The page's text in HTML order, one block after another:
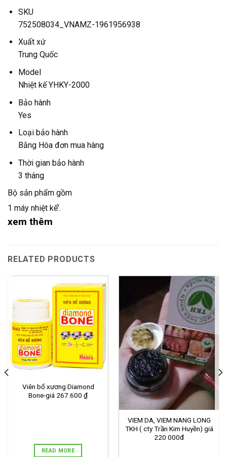
SKU
752508034_VNAMZ-1961956938
Xuất xứ
Trung Quốc
Model
Nhiệt kế YHKY-2000
Bảo hành
Yes
Loại bảo hành
Bằng Hóa đơn mua hàng
Thời gian bảo hành
3 tháng
Bộ sản phẩm gồm
1 máy nhiệt kế’.
xem thêm
RELATED PRODUCTS
Viên bổ xương Diamond
Bone-giá 267.600 ₫
READ MORE
VIEM DA, VIEM NANG LONG
TKH ( cty Trần Kim Huyền) giá
220 000đ